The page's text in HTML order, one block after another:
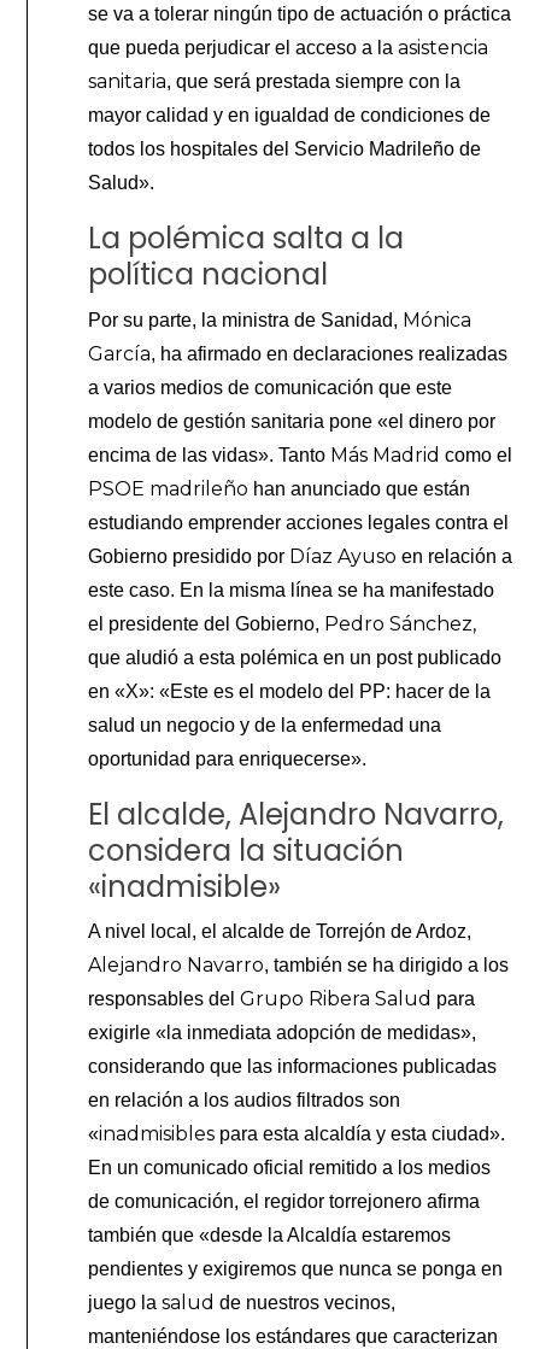
se va a tolerar ningún tipo de actuación o práctica
que pueda perjudicar el acceso a laasistencia
sanitaria, que será prestada siempre con la
mayor calidad y en igualdad de condiciones de
todos los hospitales del Servicio Madrileño de
Salud».
La polémica salta a la
política nacional
Por su parte, la ministra de Sanidad, Mónica
García, ha afirmado en declaraciones realizadas
a varios medios de comunicación que este
modelo de gestión sanitaria pone «el dinero por
encima de las vidas». Tanto Más Madrid como el
PSOE madrileño han anunciado que están
estudiando emprender acciones legales contra el
Gobierno presidido por Díaz Ayuso en relación a
este caso. En la misma línea se ha manifestado
el presidente del Gobierno, Pedro Sánchez,
que aludió a esta polémica en un post publicado
en «X»: «Este es el modelo del PP: hacer de la
salud un negocio y de la enfermedad una
oportunidad para enriquecerse».
El alcalde, Alejandro Navarro,
considera la situación
«inadmisible»
A nivel local, el alcalde de Torrejón de Ardoz,
Alejandro Navarro, también se ha dirigido a los
responsables delGrupo Ribera Salud para
exigirle «la inmediata adopción de medidas»,
considerando que las informaciones publicadas
en relación a los audios filtrados son
«inadmisibles para esta alcaldía y esta ciudad».
En un comunicado oficial remitido a los medios
de comunicación, el regidor torrejonero afirma
también que «desde la Alcaldía estaremos
pendientes y exigiremos que nunca se ponga en
juego lasalud de nuestros vecinos,
manteniéndose los estándares que caracterizan